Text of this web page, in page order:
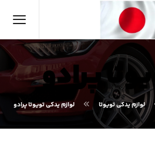
پرادو
لوازم یدکی تویوتا لوازم یدکی تویوتا پرادو